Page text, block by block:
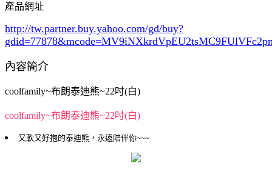
產品網址
http://tw.partner.buy.yahoo.com/gd/buy?
gdid=77878
內容簡介
coolfamily~布朗泰迪熊~22吋(白)
coolfamily~布朗泰迪熊~22吋(白)
又軟又好抱的泰迪熊，永遠陪伴你~~~